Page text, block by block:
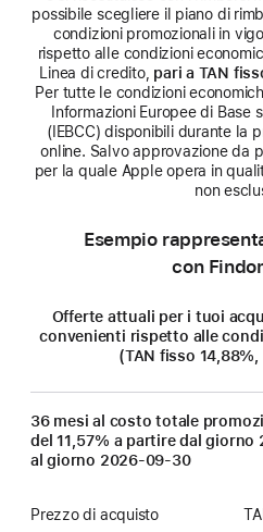
possibile scegliere il piano di
condizioni promozionali in
rispetto alle condizioni
Linea di credito, pari a TAN
Per tutte le condizioni
Informazioni Europee di Base
(IEBCC) disponibili durante la
online. Salvo approvazione da
per la quale Apple opera in
non
Esempio
con
Offerte attuali per i tuoi
convenienti rispetto alle
(TAN fisso 14,88%,
36 mesi al costo totale
del 11,57% a partire dal giorno
al giorno 2026-09-30
Prezzo di acquisto